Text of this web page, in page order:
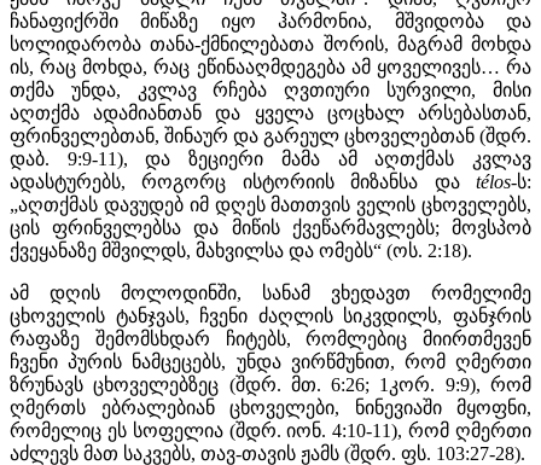
ჩანაფიქრში მიწაზე იყო ჰარმონია, მშვიდობა და
სოლიდარობა თანა-ქმნილებათა შორის, მაგრამ მოხდა
ის, რაც მოხდა, რაც ეწინააღმდეგება ამ ყოველივეს… რა
თქმა უნდა, კვლავ რჩება ღვთიური სურვილი, მისი
აღთქმა ადამიანთან და ყველა ცოცხალ არსებასთან,
ფრინველებთან, შინაურ და გარეულ ცხოველებთან (შდრ.
დაბ. 9:9-11), და ზეციერი მამა ამ აღთქმას კვლავ
ადასტურებს, როგორც ისტორიის მიზანსა და télos-ს:
„აღთქმას დავუდებ იმ დღეს მათთვის ველის ცხოველებს,
ცის ფრინველებსა და მიწის ქვეწარმავლებს; მოვსპობ
ქვეყანაზე მშვილდს, მახვილსა და ომებს“ (ოს. 2:18).
ამ დღის მოლოდინში, სანამ ვხედავთ რომელიმე
ცხოველის ტანჯვას, ჩვენი ძაღლის სიკვდილს, ფანჯრის
რაფაზე შემომსხდარ ჩიტებს, რომლებიც მიირთმევენ
ჩვენი პურის ნამცეცებს, უნდა ვირწმუნით, რომ ღმერთი
ზრუნავს ცხოველებზეც (შდრ. მთ. 6:26; 1კორ. 9:9), რომ
ღმერთს ებრალებიან ცხოველები, ნინევიაში მყოფნი,
რომელიც ეს სოფელია (შდრ. იონ. 4:10-11), რომ ღმერთი
აძლევს მათ საკვებს, თავ-თავის ჟამს (შდრ. ფს. 103:27-28).